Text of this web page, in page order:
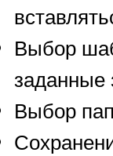
Выбор
заданные
Выбор